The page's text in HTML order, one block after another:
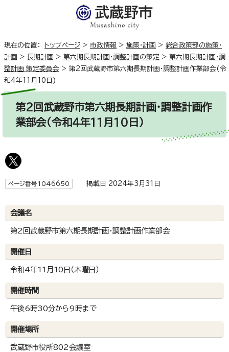
現在の位置： トップページ > 市政情報 > 施策・計画 > 総合政策部の施策・
計画 > 長期計画 > 第六期長期計画・調整計画の策定 > 第六期長期計画・調
整計画 策定委員会 > 第2回武蔵野市第六期長期計画・調整計画作業部会(令
和4年11月10日)
第2回武蔵野市第六期長期計画・調整計画作
業部会(令和4年11月10日)
ページ番号1046650 掲載日 2024年3月31日
会議名
第2回武蔵野市第六期長期計画・調整計画作業部会
開催日
令和4年11月10日（木曜日）
開催時間
午後6時30分から9時まで
開催場所
武蔵野市役所802会議室